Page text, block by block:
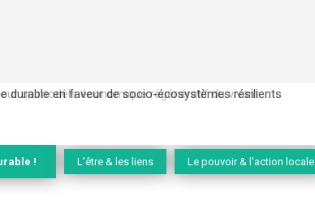
un modèle économique régénératif du vivant …
! L'être & les liens Le pouvoir & l'action locale